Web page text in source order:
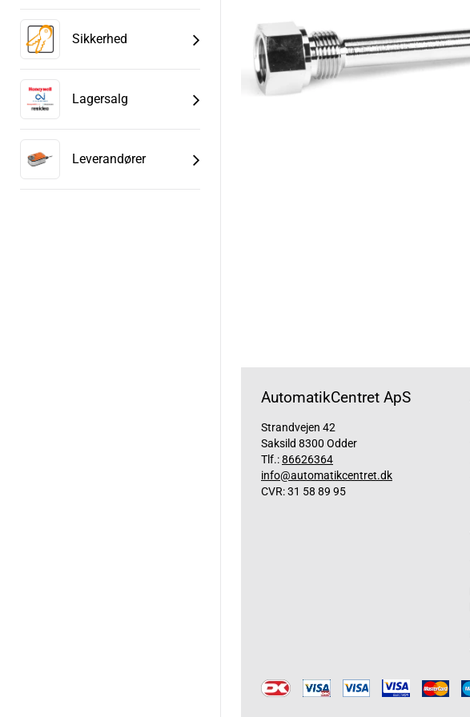
Sikkerhed
Lagersalg
Leverandører
AutomatikCentret ApS
Strandvejen 42
Saksild 8300 Odder
Tlf.:86626364
info@automatikcentret.dk
CVR: 31 58 89 95